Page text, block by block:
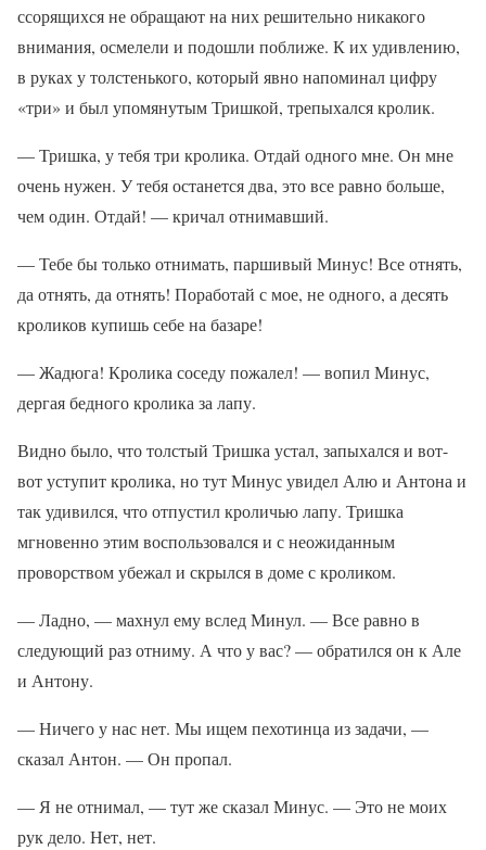
ссорящихся не обращают на них решительно никакого
внимания, осмелели и подошли поближе. К их удивлению,
в руках у толстенького, который явно напоминал цифру
«три» и был упомянутым Тришкой, трепыхался кролик.
— Тришка, у тебя три кролика. Отдай одного мне. Он мне
очень нужен. У тебя останется два, это все равно больше,
чем один. Отдай! — кричал отнимавший.
— Тебе бы только отнимать, паршивый Минус! Все отнять,
да отнять, да отнять! Поработай с мое, не одного, а десять
кроликов купишь себе на базаре!
— Жадюга! Кролика соседу пожалел! — вопил Минус,
дергая бедного кролика за лапу.
Видно было, что толстый Тришка устал, запыхался и вот-
вот уступит кролика, но тут Минус увидел Алю и Антона и
так удивился, что отпустил кроличью лапу. Тришка
мгновенно этим воспользовался и с неожиданным
проворством убежал и скрылся в доме с кроликом.
— Ладно, — махнул ему вслед Минул. — Все равно в
следующий раз отниму. А что у вас? — обратился он к Але
и Антону.
— Ничего у нас нет. Мы ищем пехотинца из задачи, —
сказал Антон. — Он пропал.
— Я не отнимал, — тут же сказал Минус. — Это не моих
рук дело. Нет, нет.